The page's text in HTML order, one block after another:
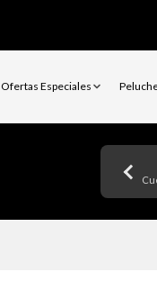
Ofertas Especiales